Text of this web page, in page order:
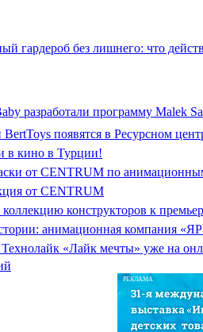
гардероб без лишнего: что
разработали программу Malek
появятся в Ресурсном
в кино в Турции!
от CENTRUM по
от CENTRUM
конструкторов к
анимационная компания
«Лайк мечты» уже на
РЕКЛАМА